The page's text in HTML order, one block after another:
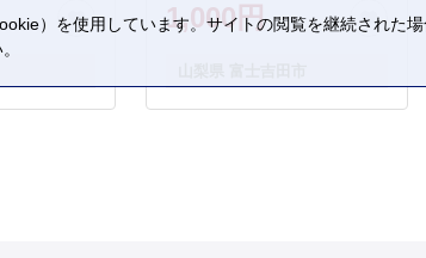
1,000円
）を使用しています。サイトの閲覧を継続された